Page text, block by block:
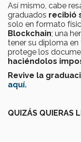
Así mismo, cabe
graduados recibió
solo en formato
Blockchain; una
tener su diploma
protege los
haciéndolos
Revive la
aquí.
QUIZÁS QUIERAS